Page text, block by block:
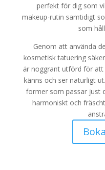
perfekt för dig som
makeup-rutin samtidigt
som
Genom att använda
kosmetisk tatuering
är noggrant utförd för
känns och ser naturligt
former som passar just
harmoniskt och